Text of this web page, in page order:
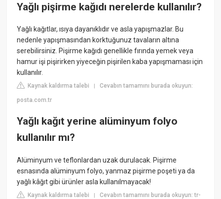
Yağlı pişirme kağıdı nerelerde kullanılır?
Yağlı kağıtlar, ısıya dayanıklıdır ve asla yapışmazlar. Bu
nedenle yapışmasından korktuğunuz tavaların altına
serebilirsiniz. Pişirme kağıdı genellikle fırında yemek veya
hamur işi pişirirken yiyeceğin pişirilen kaba yapışmaması için
kullanılır.
Kaynak kaldırma talebi |Cevabın tamamını burada okuyun:
posta.com.tr
Yağlı kağıt yerine alüminyum folyo
kullanılır mı?
Alüminyum ve teflonlardan uzak durulacak. Pişirme
esnasında alüminyum folyo, yanmaz pişirme poşeti ya da
yağlı kâğıt gibi ürünler asla kullanılmayacak!
Kaynak kaldırma talebi |Cevabın tamamını burada okuyun: tr-